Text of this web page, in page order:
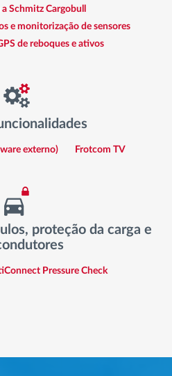
Schmitz Cargobull
e monitorização de sensores
de reboques e ativos
externo) Frotcom TV
proteção da carga e
Pressure Check